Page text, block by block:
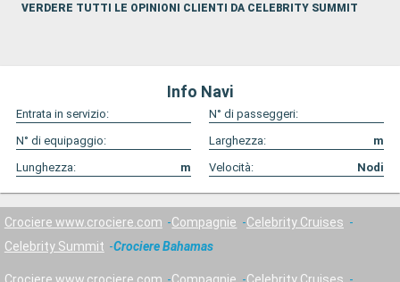
VERDERE TUTTI LE OPINIONI CLIENTI DA CELEBRITY SUMMIT
Info Navi
Entrata in servizio:
N° di passeggeri:
N° di equipaggio:
Larghezza:
m
Lunghezza:
m Velocità: Nodi
Crociere www.crociere.com Compagnie
Celebrity Cruises
Celebrity Summit
Crociere Bahamas